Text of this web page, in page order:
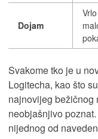
Dojam
Svakome tko je u
Logitecha, kao što
najnovijeg bežičnog
neobjašnjivo
nijednog od